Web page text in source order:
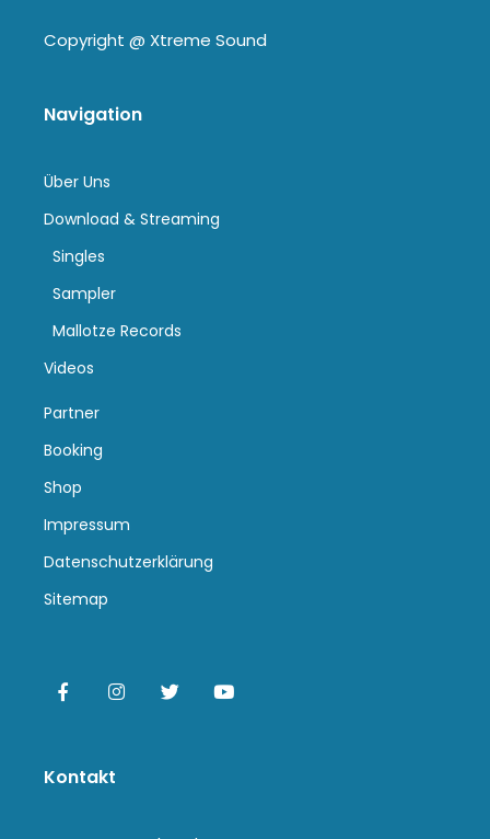
Copyright @ Xtreme Sound
Navigation
Über Uns
Download & Streaming
Singles
Sampler
Mallotze Records
Videos
Partner
Booking
Shop
Impressum
Datenschutzerklärung
Sitemap
Kontakt